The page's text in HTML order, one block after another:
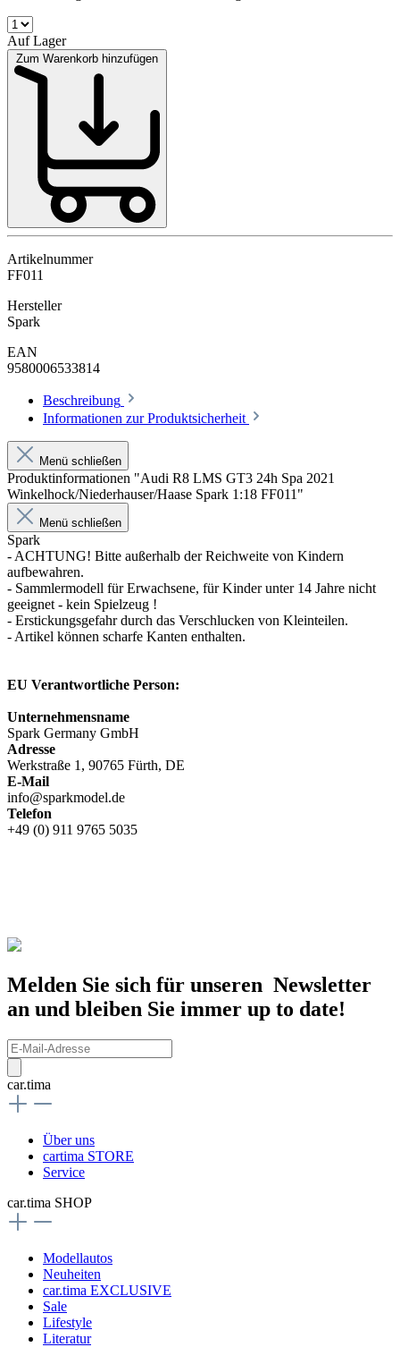
Auf Lager
Zum Warenkorb hinzufügen
Artikelnummer
FF011
Hersteller
Spark
EAN
9580006533814
Beschreibung
Informationen zur Produktsicherheit
Menü schließen
Produktinformationen "Audi R8 LMS GT3 24h Spa 2021
Winkelhock/Niederhauser/Haase Spark 1:18 FF011"
Menü schließen
Spark
- ACHTUNG! Bitte außerhalb der Reichweite von Kindern
aufbewahren.
- Sammlermodell für Erwachsene, für Kinder unter 14 Jahre nicht
geeignet - kein Spielzeug !
- Erstickungsgefahr durch das Verschlucken von Kleinteilen.
- Artikel können scharfe Kanten enthalten.
EU Verantwortliche Person:
Unternehmensname
Spark Germany GmbH
Adresse
Werkstraße 1, 90765 Fürth, DE
E-Mail
info@sparkmodel.de
Telefon
+49 (0) 911 9765 5035
Melden Sie sich für unseren Newsletter
an und bleiben Sie immer up to date!
car.tima
Über uns
cartima STORE
Service
car.tima SHOP
Modellautos
Neuheiten
car.tima EXCLUSIVE
Sale
Lifestyle
Literatur